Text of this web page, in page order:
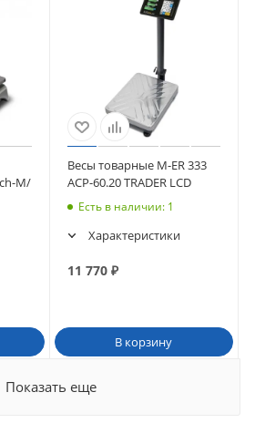
M/
Весы товарные M-ER 333
ACP-60.20 TRADER LCD
Есть в наличии: 1
Характеристики
11 770₽
В корзину
Показать еще